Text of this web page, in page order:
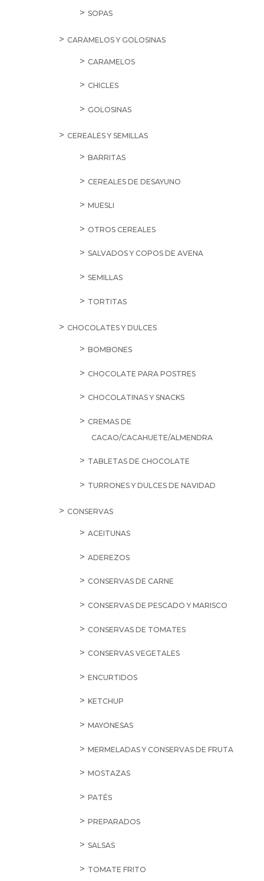
SOPAS
CARAMELOS Y GOLOSINAS
CARAMELOS
CHICLES
GOLOSINAS
CEREALES Y SEMILLAS
BARRITAS
CEREALES DE DESAYUNO
MUESLI
OTROS CEREALES
SALVADOS Y COPOS DE AVENA
SEMILLAS
TORTITAS
CHOCOLATES Y DULCES
BOMBONES
CHOCOLATE PARA POSTRES
CHOCOLATINAS Y SNACKS
CREMAS DE
CACAO/CACAHUETE/ALMENDRA
TABLETAS DE CHOCOLATE
TURRONES Y DULCES DE NAVIDAD
CONSERVAS
ACEITUNAS
ADEREZOS
CONSERVAS DE CARNE
CONSERVAS DE PESCADO Y MARISCO
CONSERVAS DE TOMATES
CONSERVAS VEGETALES
ENCURTIDOS
KETCHUP
MAYONESAS
MERMELADAS Y CONSERVAS DE FRUTA
MOSTAZAS
PATÉS
PREPARADOS
SALSAS
TOMATE FRITO